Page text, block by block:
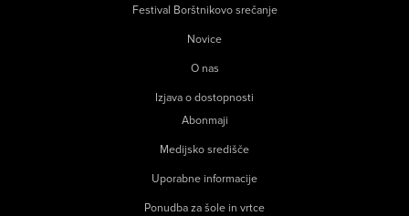
Festival Borštnikovo srečanje
Novice
O nas
Izjava o dostopnosti
Abonmaji
Medijsko središče
Uporabne informacije
Ponudba za šole in vrtce